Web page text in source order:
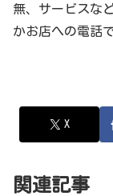
無、サービスな
かお店への電話
X
関連記事